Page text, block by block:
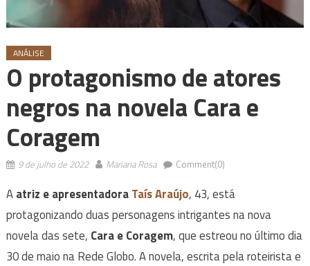
ANÁLISE
O protagonismo de atores
negros na novela Cara e
Coragem
9 de julho de 2022 Mariana Rosa Comment(0)
Aatriz e apresentadoraTaís Araújo, 43, está
protagonizando duas personagens intrigantes na nova
novela das sete, Cara e Coragem, que estreou no último dia
30 de maio na Rede Globo. A novela, escrita pela roteirista e